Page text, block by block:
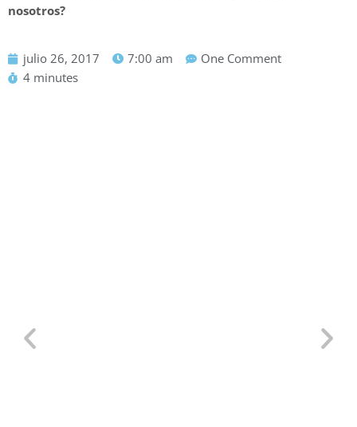
nosotros?
julio 26, 2017 7:00 am
One Comment
4 minutes
Defensa Personal para TCP: